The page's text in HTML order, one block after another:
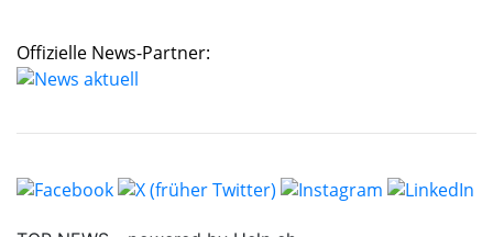
Offizielle News-Partner: